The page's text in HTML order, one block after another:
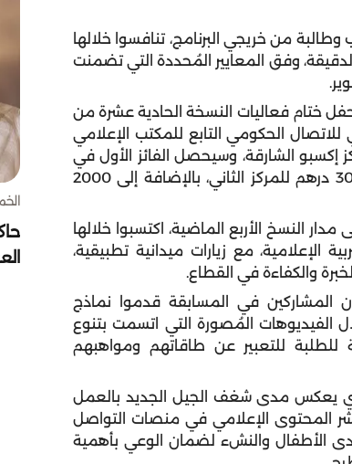
التي امتدت قرابة الشهر، أكثر من 20 طالب وطالبة من خريجي البرنامج، تنافسوا خلالها
وفق المعايير المُحددة التي تضمنت
حفل ختام فعاليات النسخة الحادية عشرة من
الحكومي التابع للمكتب الإعلامي
28 و29 سبتمبر الجاري بمركز إكسبو الشارقة، وسيحصل الفائز الأول في
المسابقة على جائزة نقدية بقيمة 5000 درهم إماراتي، و3000 درهم للمركز الثاني، بالإضافة إلى 2000
خرّج أكثر من 80 طالب وطالبة على مدار النسخ الأربع الماضية، اكتسبوا خلالها
الإعلامية، مع زيارات ميدانية تطبيقية،
والكفاءة في القطاع.
المشاركين في المسابقة قدموا نماذج
الفيديوهات المُصورة التي اتسمت بتنوع
للطلبة للتعبير عن طاقاتهم ومواهبهم
يعكس مدى شغف الجيل الجديد بالعمل
المحتوى الإعلامي في منصات التواصل
لدى الأطفال والنشء لضمان الوعي بأهمية
الخميس